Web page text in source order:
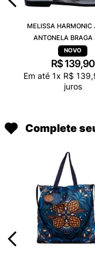
MELISSA HARMONIC
ANTONELA BRAGA
TRANSPARENTE
R$ 139,90
Em até 1x R$ 139,
juros
Complete